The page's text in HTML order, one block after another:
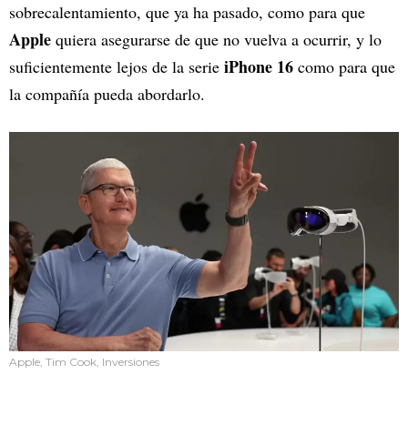
sobrecalentamiento, que ya ha pasado, como para que
Apple quiera asegurarse de que no vuelva a ocurrir, y lo
suficientemente lejos de la serie iPhone 16 como para que
la compañía pueda abordarlo.
Apple, Tim Cook, Inversiones